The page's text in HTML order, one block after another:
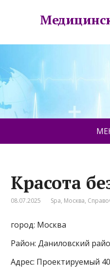
Красота
08.07.2025 Spa, Москва,
город: Москва
Район: Даниловский
Адрес: Проектируемый